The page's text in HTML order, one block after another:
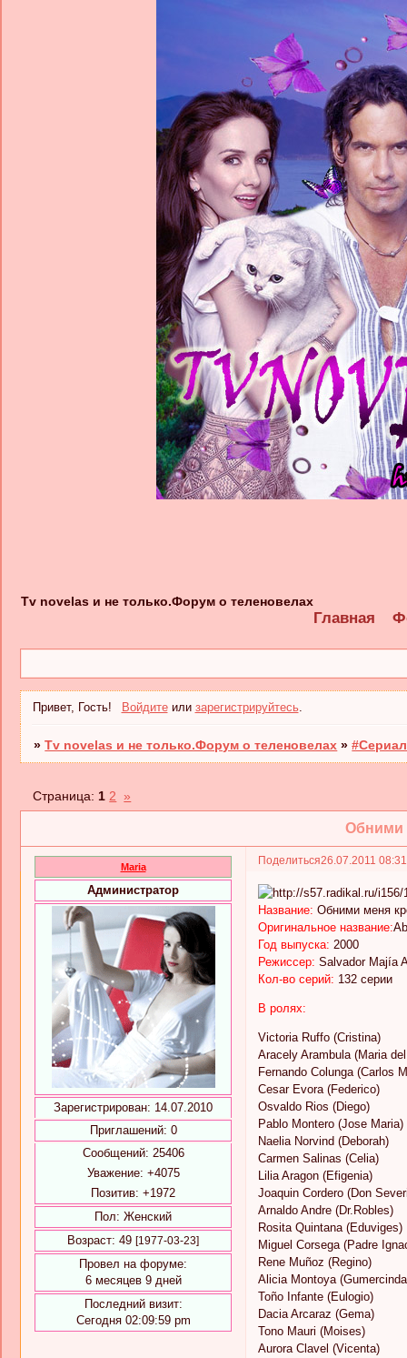
Tv novelas и не только.Форум о теленовелах
Главная
Привет, Гость! Войдитеили зарегистрируйтесь.
»Tv novelas и не только.Форум о теленовелах »
Обними
Страница:1 2 »
Поделиться26.07.2011
Maria
Администратор
Зарегистрирован: 14.07.2010
Приглашений: 0
Сообщений: 25406
Уважение: +4075
Позитив: +1972
Пол: Женский
Возраст: 49 [1977-03-23]
Провел на форуме:
6 месяцев 9 дней
Последний визит:
Сегодня 02:09:59 pm
Название: Обними меня
Оригинальное название:
Год выпуска: 2000
Режиссер: Salvador Majía
Кол-во серий: 132 серии
В ролях:
Victoria Ruffo (Cristina)
Aracely Arambula (Maria
Fernando Colunga (Carlos
Cesar Evora (Federico)
Osvaldo Rios (Diego)
Pablo Montero (Jose Maria)
Naelia Norvind (Deborah)
Carmen Salinas (Celia)
Lilia Aragon (Efigenia)
Joaquin Cordero (Don
Arnaldo Andre (Dr.Robles)
Rosita Quintana (Eduviges)
Miguel Corsega (Padre
Rene Muñoz (Regino)
Alicia Montoya
Toño Infante (Eulogio)
Dacia Arcaraz (Gema)
Tono Mauri (Moises)
Aurora Clavel (Vicenta)